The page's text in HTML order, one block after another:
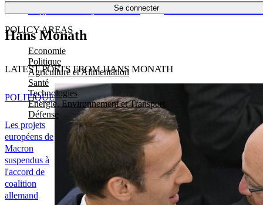
Se connecter
POLICY AREAS
Economie
Politique
Agriculture et Alimentation
Santé
Technologies
Energie, Environnement et Transport
Défense
Économie
Hans Monath
LATEST POSTS FROM HANS MONATH
Les projets
européens de
Macron
suspendus à
l'accord de
coalition
allemand
POLITIQUE